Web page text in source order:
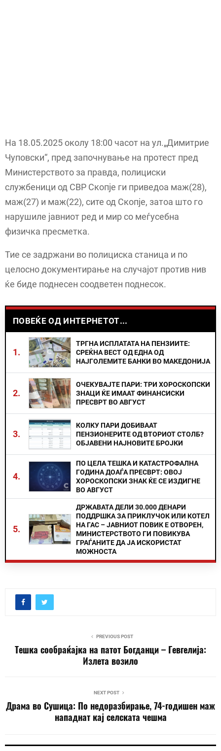
На 18.05.2025 околу 18:00 часот на ул.„Димитрие
Чуповски“, пред започнување на протест пред
Министерството за правда, полициски
службеници од СВР Скопје ги приведоа маж(28),
маж(27) и маж(22), сите од Скопје, затоа што го
нарушиле јавниот ред и мир со меѓусебна
физичка пресметка.
Тие се задржани во полициска станица и по
целосно документирање на случајот против нив
ќе биде поднесен соодветен поднесок.
ПОВЕЌЕ ОД ИНТЕРНЕТОТ...
1.
ТРГНА ИСПЛАТАТА НА ПЕНЗИИТЕ:
СРЕЌНА ВЕСТ ОД ЕДНА ОД
НАЈГОЛЕМИТЕ БАНКИ ВО МАКЕДОНИЈА
2.
ОЧЕКУВАЈТЕ ПАРИ: ТРИ ХОРОСКОПСКИ
ЗНАЦИ ЌЕ ИМААТ ФИНАНСИСКИ
ПРЕСВРТ ВО АВГУСТ
3.
КОЛКУ ПАРИ ДОБИВААТ
ПЕНЗИОНЕРИТЕ ОД ВТОРИОТ СТОЛБ?
ОБЈАВЕНИ НАЈНОВИТЕ БРОЈКИ
4.
ПО ЦЕЛА ТЕШКА И КАТАСТРОФАЛНА
ГОДИНА ДОАЃА ПРЕСВРТ: ОВОЈ
ХОРОСКОПСКИ ЗНАК ЌЕ СЕ ИЗДИГНЕ
ВО АВГУСТ
5.
ДРЖАВАТА ДЕЛИ 30.000 ДЕНАРИ
ПОДДРШКА ЗА ПРИКЛУЧОК ИЛИ КОТЕЛ
НА ГАС – ЈАВНИОТ ПОВИК Е ОТВОРЕН,
МИНИСТЕРСТВОТО ГИ ПОВИКУВА
ГРАЃАНИТЕ ДА ЈА ИСКОРИСТАТ
МОЖНОСТА
PREVIOUS POST
Тешка сообраќајка на патот Богданци – Гевгелија:
Излета возило
NEXT POST
Драма во Сушица: По недоразбирање, 74-годишен маж
нападнат кај селската чешма